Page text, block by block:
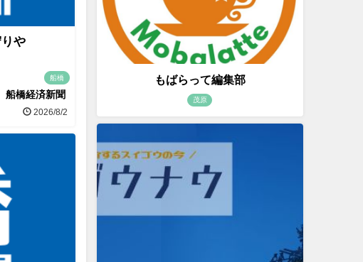
や
船橋
船橋経済新聞
2026/8/2
もばらって編集部
茂原